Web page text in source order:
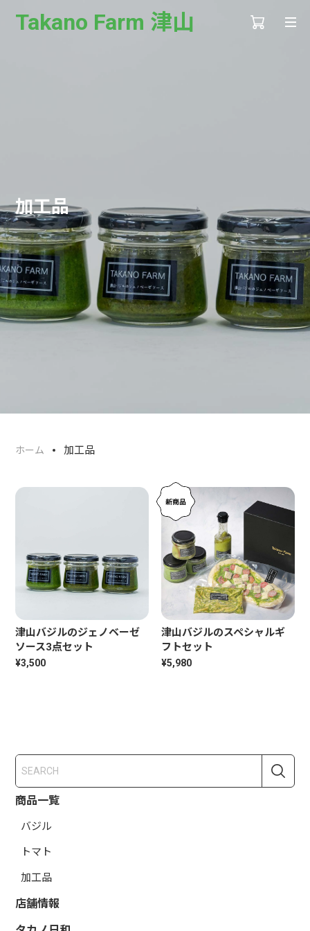
Takano Farm 津山
加工品
商品一覧
バジル
トマト
加工品
店舗情報
ホーム 加工品
津山バジルのジェノベーゼ
ソース3点セット
¥3,500
津山バジルのスペシャルギ
フトセット
¥5,980